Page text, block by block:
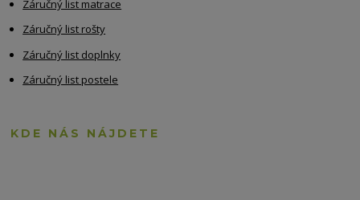
Záručný list matrace
Záručný list rošty
Záručný list doplnky
Záručný list postele
KDE NÁS NÁJDETE